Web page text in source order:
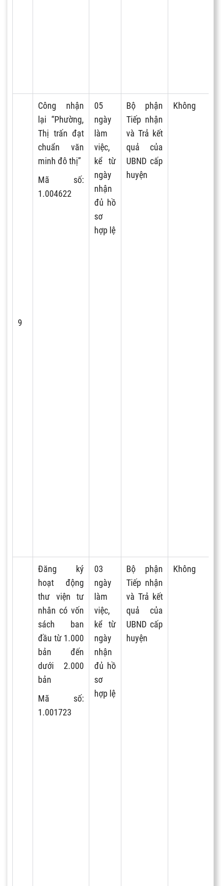
9
Công nhận
lại “Phường,
Thị trấn đạt
chuẩn văn
minh đô thị”
Mã số:
1.004622
05
ngày
làm
việc,
kể từ
ngày
nhận
đủ hồ
sơ
hợp lệ
Bộ phận
Tiếp nhận
và Trả kết
quả của
UBND cấp
huyện
Không
Đăng ký
hoạt động
thư viện tư
nhân có vốn
sách ban
đầu từ 1.000
bản đến
dưới 2.000
bản
Mã số:
1.001723
03
ngày
làm
việc,
kể từ
ngày
nhận
đủ hồ
sơ
hợp lệ
Bộ phận
Tiếp nhận
và Trả kết
quả của
UBND cấp
huyện
Không